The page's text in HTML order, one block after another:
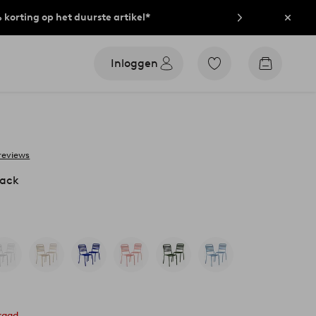
korting op het duurste artikel*
Inloggen
Ga
Go